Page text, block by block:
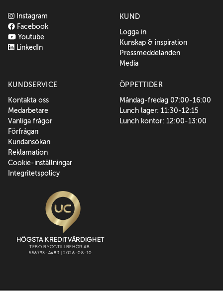
Instagram
Facebook
Youtube
LinkedIn
KUND
Logga in
Kunskap & inspiration
Pressmeddelanden
Media
KUNDSERVICE
Kontakta oss
Medarbetare
Vanliga frågor
Förfrågan
Kundansökan
Reklamation
Cookie-inställningar
Integritetspolicy
ÖPPETTIDER
Måndag-fredag 07:00-16:00
Lunch lager: 11:30-12:15
Lunch kontor: 12:00-13:00